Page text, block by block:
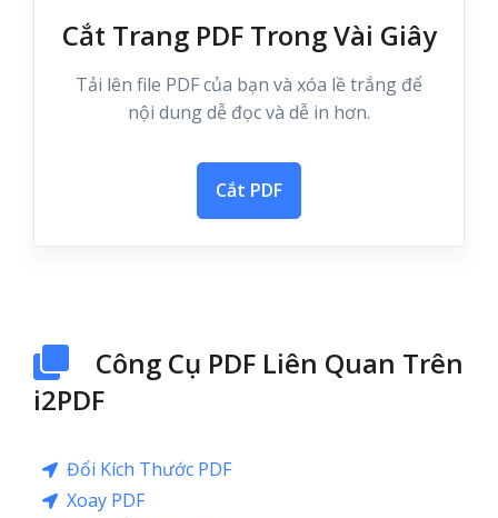
Cắt Trang PDF Trong Vài Giây
Tải lên file PDF của bạn và xóa lề trắng để
nội dung dễ đọc và dễ in hơn.
Cắt PDF
Công Cụ PDF Liên Quan Trên
i2PDF
Đổi Kích Thước PDF
Xoay PDF